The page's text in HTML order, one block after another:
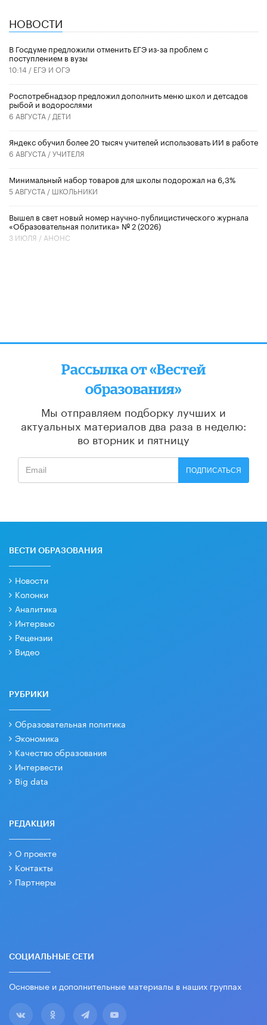
НОВОСТИ
В Госдуме предложили отменить ЕГЭ из-за проблем с
поступлением в вузы
10:14 / ЕГЭ И ОГЭ
Роспотребнадзор предложил дополнить меню школ и детсадов
рыбой и водорослями
6 АВГУСТА / ДЕТИ
​Яндекс обучил более 20 тысяч учителей использовать ИИ в работе
6 АВГУСТА /УЧИТЕЛЯ
Минимальный набор товаров для школы подорожал на 6,3%
5 АВГУСТА / ШКОЛЬНИКИ
Вышел в свет новый номер научно-публицистического журнала
«Образовательная политика» № 2 (2026)
3 ИЮЛЯ / АНОНС
Рассылка от «Вестей
образования»
Мы отправляем подборку лучших и
актуальных материалов два раза в неделю:
во вторник и пятницу
ПОДПИСАТЬСЯ
ВЕСТИ ОБРАЗОВАНИЯ
Новости
Колонки
Аналитика
Интервью
Рецензии
Видео
РУБРИКИ
Образовательная политика
Экономика
Качество образования
Интервести
Big data
РЕДАКЦИЯ
О проекте
Контакты
Партнеры
СОЦИАЛЬНЫЕ СЕТИ
Основные и дополнительные материалы в наших группах